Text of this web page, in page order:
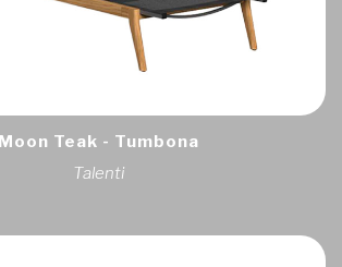
Moon Teak - Tumbona
Talenti